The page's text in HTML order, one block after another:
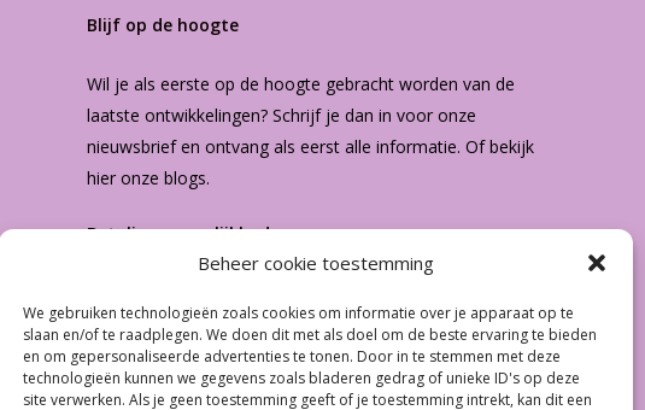
Beheer cookie toestemming
We gebruiken technologieën zoals cookies om informatie over je apparaat op te
slaan en/of te raadplegen. We doen dit met als doel om de beste ervaring te bieden
en om gepersonaliseerde advertenties te tonen. Door in te stemmen met deze
technologieën kunnen we gegevens zoals bladeren gedrag of unieke ID's op deze
site verwerken. Als je geen toestemming geeft of je toestemming intrekt, kan dit een
€0.00
Bekijk Winkelwagen Afrekenen
Blijf op de hoogte
Wil je als eerste op de hoogte gebracht worden van de
laatste ontwikkelingen? Schrijf je dan in voor onze
nieuwsbriefen ontvang als eerst alle informatie. Of bekijk
hier onzeblogs.
Betalingsmogelijkheden